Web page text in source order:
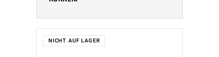
NICHT AUF LAGER